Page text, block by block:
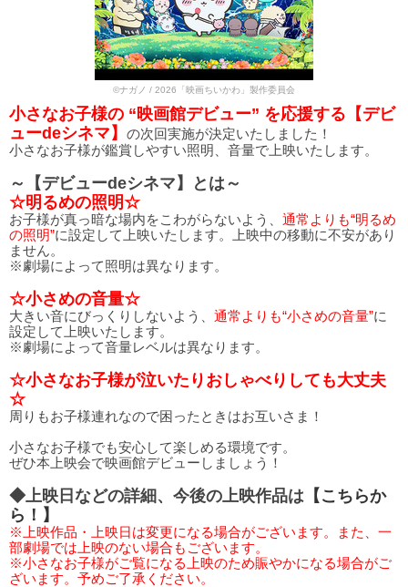
©ナガノ / 2026「映画ちいかわ」製作委員会
小さなお子様の “映画館デビュー” を応援する【デビ
ューdeシネマ】
の次回実施が決定いたしました！
小さなお子様が鑑賞しやすい照明、音量で上映いたします。
～【デビューdeシネマ】とは～
☆明るめの照明☆
お子様が真っ暗な場内をこわがらないよう、 通常よりも“明るめ
の照明”に設定して上映いたします。上映中の移動に不安があり
ません。
※劇場によって照明は異なります。
☆小さめの音量☆
大きい音にびっくりしないよう、 通常よりも“小さめの音量”に
設定して上映いたします。
※劇場によって音量レベルは異なります。
☆小さなお子様が泣いたりおしゃべりしても大丈夫
☆
周りもお子様連れなので困ったときはお互いさま！
小さなお子様でも安心して楽しめる環境です。
ぜひ本上映会で映画館デビューしましょう！
◆上映日などの詳細、今後の上映作品は 【こちらか
ら！】
※上映作品・上映日は変更になる場合がございます。また、一
部劇場では上映のない場合もございます。
※小さなお子様がご覧になる上映のため賑やかになる場合がご
ざいます。予めご了承ください。